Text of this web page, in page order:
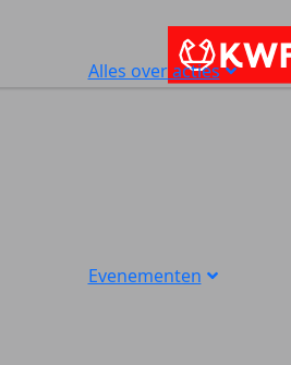
Alles over acties
Evenementen